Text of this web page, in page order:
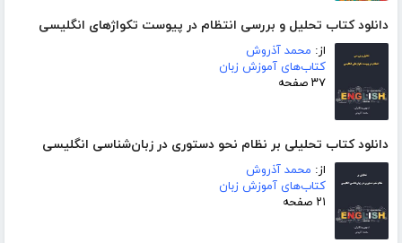
دانلود کتاب تحلیل و بررسی انتظام در پیوست تکواژهای انگلیسی
از: محمد آذروش
کتاب‌های آموزش زبان
۳۷ صفحه
دانلود کتاب تحلیلی بر نظام نحو دستوری در زبان‌شناسی انگلیسی
از: محمد آذروش
کتاب‌های آموزش زبان
۲۱ صفحه